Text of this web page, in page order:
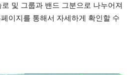
및 그룹과 밴드 그분으로 나누어져
이지를 통해서 자세하게 확인할 수